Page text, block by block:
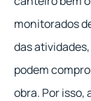
monitorados
das
podem
obra. Por isso,